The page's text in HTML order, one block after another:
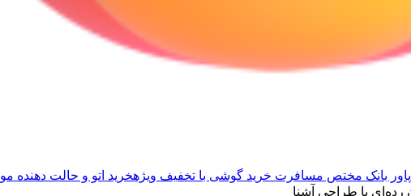
پاور بانک مختص مسافرت خرید گوشی با تخفیف ویژهخرید اتو و حالت دهنده مو